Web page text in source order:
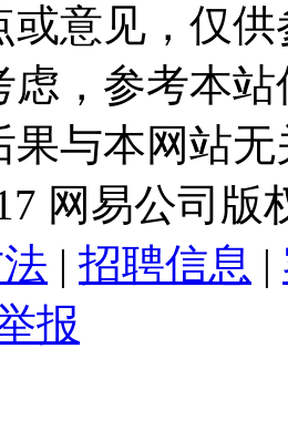
或意见，仅
虑，参考本
果与本网站
网易公司版
| 招聘信息 |
报